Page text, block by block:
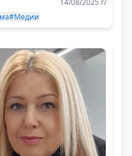
14/08/2025 г/
#Медии